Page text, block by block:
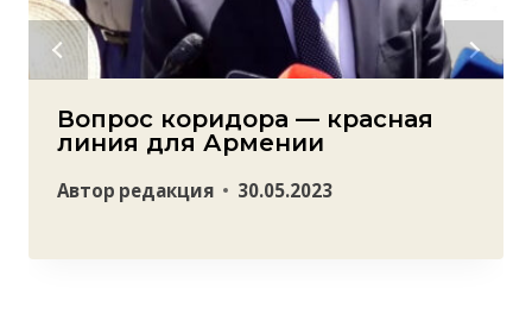
Вопрос коридора — красная
линия для Армении
Автор редакция 30.05.2023